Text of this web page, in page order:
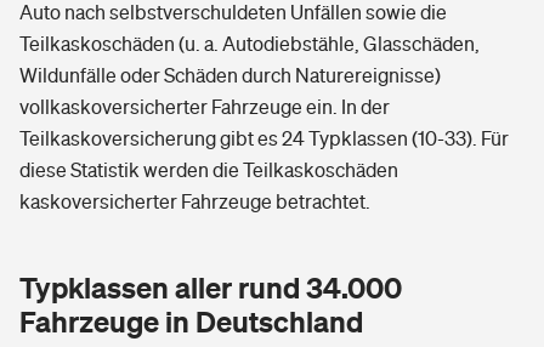
Auto nach selbstverschuldeten Unfällen sowie die
Teilkaskoschäden (u. a. Autodiebstähle, Glasschäden,
Wildunfälle oder Schäden durch Naturereignisse)
vollkaskoversicherter Fahrzeuge ein. In der
Teilkaskoversicherung gibt es 24 Typklassen (10-33). Für
diese Statistik werden die Teilkaskoschäden
kaskoversicherter Fahrzeuge betrachtet.
Typklassen aller rund 34.000
Fahrzeuge in Deutschland